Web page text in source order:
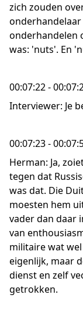
zich zouden
onderhandelen
was: 'nuts'. En
00:07:22 -
Interviewer: Je
00:07:23 -
Herman: Ja,
tegen dat
was dat. Die
moesten hem
vader dan daar
van
militaire wat
eigenlijk, maar
dienst en zelf
getrokken.